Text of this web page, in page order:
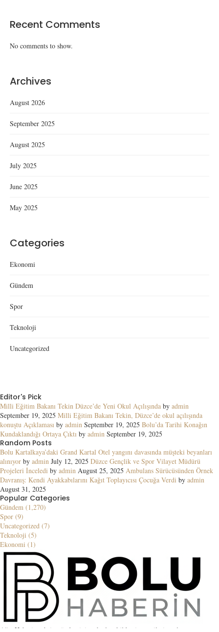
Recent Comments
No comments to show.
Archives
August 2026
September 2025
August 2025
July 2025
June 2025
May 2025
Categories
Ekonomi
Gündem
Spor
Teknoloji
Uncategorized
Editor's Pick
Milli Eğitim Bakanı Tekin Düzce’de Yeni Okul Açılışında by admin
September 19, 2025 Milli Eğitim Bakanı Tekin, Düzce’de okul açılışında
konuştu Açıklaması by admin September 19, 2025 Bolu’da Tarihi Konağın
Kundaklandığı Ortaya Çıktı by admin September 19, 2025
Random Posts
Bolu Kartalkaya’daki Grand Kartal Otel yangını davasında müşteki beyanları
alınıyor by admin July 12, 2025 Düzce Gençlik ve Spor Vilayet Müdürü
Projeleri İnceledi by admin August 25, 2025 Ambulans Sürücüsünden Örnek
Davranış: Kendi Ayakkabılarını Kağıt Toplayıcısı Çocuğa Verdi by admin
August 31, 2025
Popular Categories
Gündem (1,270)
Spor (9)
Uncategorized (7)
Teknoloji (5)
Ekonomi (1)
Ağrı Haberin şehrin gündemini en hızlı şekilde ziyaretçilerine ulaştıran